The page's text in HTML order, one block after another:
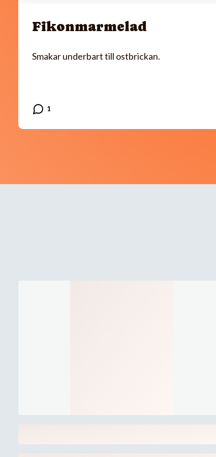
Fikonmarmelad
Smakar underbart till ostbrickan.